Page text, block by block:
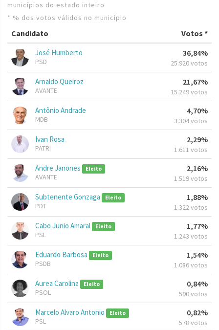
municípios do estado inteiro
* % dos votos válidos no município
Candidato Votos *
José Humberto
PSD
36,84%
25.920 votos
Arnaldo Queiroz
AVANTE
21,67%
15.249 votos
Antônio Andrade
MDB
4,70%
3.304 votos
Ivan Rosa
PATRI
2,29%
1.611 votos
Andre Janones Eleito
AVANTE
2,16%
1.519 votos
Subtenente Gonzaga Eleito
PDT
1,88%
1.322 votos
Cabo Junio Amaral Eleito
PSL
1,77%
1.243 votos
Eduardo Barbosa Eleito
PSDB
1,54%
1.086 votos
Aurea Carolina Eleito
PSOL
0,84%
590 votos
Marcelo Alvaro Antonio Eleito
PSL
0,82%
578 votos